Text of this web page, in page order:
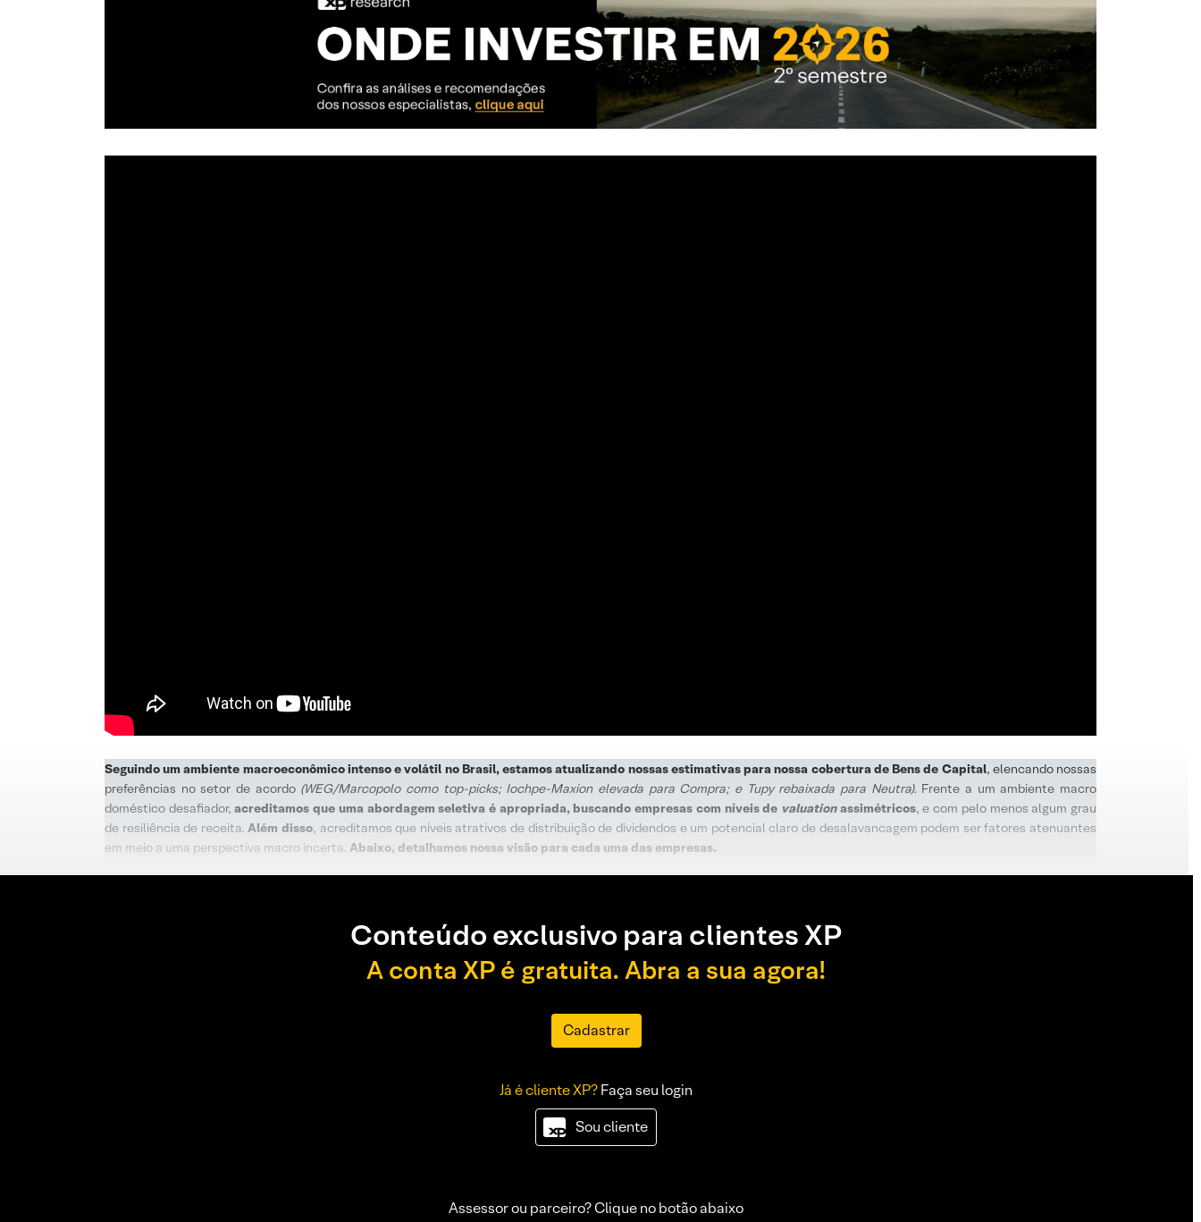
Seguindo um ambiente macroeconômico intenso e volátil no Brasil, estamos atualizando nossas estimativas para nossa cobertura de Bens de Capital, elencando nossas
preferências no setor de acordo (WEG/Marcopolo como top-picks; Iochpe-Maxion elevada para Compra; e Tupy rebaixada para Neutra). Frente a um ambiente macro
doméstico desafiador,acreditamos que uma abordagem seletiva é apropriada, buscando empresas com níveis de valuationassimétricos, e com pelo menos algum grau
de resiliência de receita.Além disso, acreditamos que níveis atrativos de distribuição de dividendos e um potencial claro de desalavancagem podem ser fatores atenuantes
em meio a uma perspectiva macro incerta. Abaixo, detalhamos nossa visão para cada uma das empresas.
Conteúdo exclusivo para clientes XP
A conta XP é gratuita. Abra a sua agora!
Cadastrar
Já é cliente XP?Faça seu login
Sou cliente
Assessor ou parceiro? Clique no botão abaixo